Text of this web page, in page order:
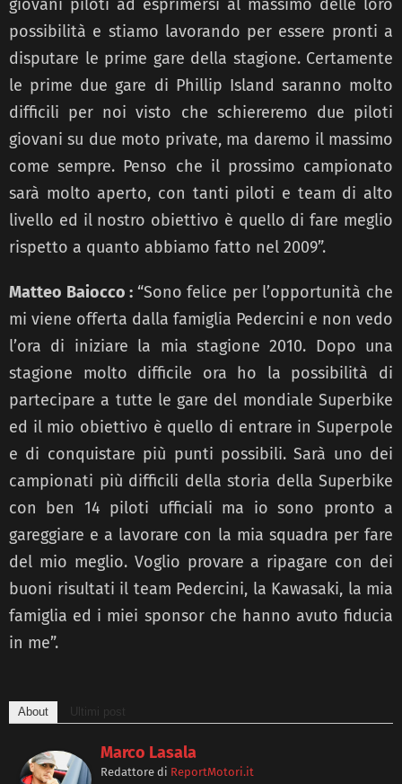
giovani piloti ad esprimersi al massimo delle loro
possibilità e stiamo lavorando per essere pronti a
disputare le prime gare della stagione. Certamente
le prime due gare di Phillip Island saranno molto
difficili per noi visto che schiereremo due piloti
giovani su due moto private, ma daremo il massimo
come sempre. Penso che il prossimo campionato
sarà molto aperto, con tanti piloti e team di alto
livello ed il nostro obiettivo è quello di fare meglio
rispetto a quanto abbiamo fatto nel 2009”.
Matteo Baiocco : “Sono felice per l’opportunità che
mi viene offerta dalla famiglia Pedercini e non vedo
l’ora di iniziare la mia stagione 2010. Dopo una
stagione molto difficile ora ho la possibilità di
partecipare a tutte le gare del mondiale Superbike
ed il mio obiettivo è quello di entrare in Superpole
e di conquistare più punti possibili. Sarà uno dei
campionati più difficili della storia della Superbike
con ben 14 piloti ufficiali ma io sono pronto a
gareggiare e a lavorare con la mia squadra per fare
del mio meglio. Voglio provare a ripagare con dei
buoni risultati il team Pedercini, la Kawasaki, la mia
famiglia ed i miei sponsor che hanno avuto fiducia
in me”.
About Ultimi post
Marco Lasala
Redattore di ReportMotori.it